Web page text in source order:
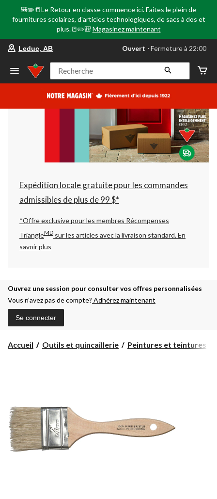
🎒✏️📒Le Retour en classe commence ici. Faites le plein de
fournitures scolaires, d'articles technologiques, de sacs à dos et
plus.📒✏️🎒 Magasinez maintenant
votre
préféré
Leduc,
AB,
courament
Fermeture
à
22:00
cliquer
pour
changer
Leduc, AB Ouvert ⋅ Fermeture à 22:00
Recherche
Expédition locale gratuite pour les commandes
admissibles de plus de 99 $*
*Offre exclusive pour les membres Récompenses
TriangleMD sur les articles avec la livraison standard.En
savoir plus
Ouvrez une session pour consulter vos offres personnalisées
Vous n’avez pas de compte? Adhérez maintenant
Se connecter
Accueil Outils et quincaillerie Peintures et teintures